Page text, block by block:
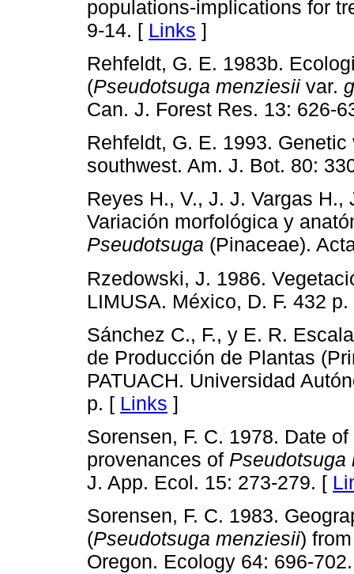
populations-implications for
9-14. [ Links ]
Rehfeldt, G. E. 1983b.
(Pseudotsuga menziesii var.
Can. J. Forest Res. 13: 626-
Rehfeldt, G. E. 1993.
southwest. Am. J. Bot. 80:
Reyes H., V., J. J. Vargas
Variación morfológica y
Pseudotsuga (Pinaceae).
Rzedowski, J. 1986.
LIMUSA. México, D. F. 432
Sánchez C., F., y E. R.
de Producción de Plantas
PATUACH. Universidad
p. [ Links ]
Sorensen, F. C. 1978. Date
provenances of Pseudotsuga
J. App. Ecol. 15: 273-279. [
Sorensen, F. C. 1983.
(Pseudotsuga menziesii)
Oregon. Ecology 64: 696-